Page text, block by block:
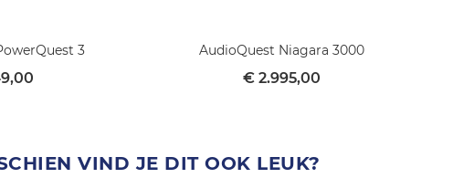
3 AudioQuest Niagara 3000
€ 2.995,00
VIND JE DIT OOK LEUK?